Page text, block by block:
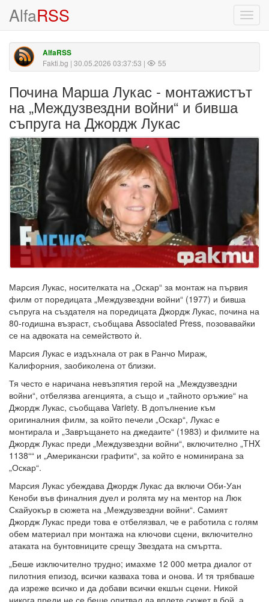
AlfaRSS
AlfaRSS
Fakti.bg | 30.05.2026 03:37:53 | 55
Почина Марша Лукас - монтажистът
на „Междузвездни войни“ и бивша
съпруга на Джордж Лукас
Марсия Лукас, носителката на „Оскар“ за монтаж на първия
филм от поредицата „Междузвездни войни“ (1977) и бивша
съпруга на създателя на поредицата Джордж Лукас, почина на
80-годишна възраст, съобщава Associated Press, позовавайки
се на адвоката на семейството ѝ.
Марсия Лукас е издъхнала от рак в Ранчо Мираж,
Калифорния, заобиколена от близки.
Тя често е наричана невъзпятия герой на „Междузвездни
войни“, отбелязва агенцията, а също и „тайното оръжие“ на
Джордж Лукас, съобщава Variety. В допълнение към
оригиналния филм, за който печели „Оскар“, Лукас е
монтирала и „Завръщането на джедаите“ (1983) и филмите на
Джордж Лукас преди „Междузвездни войни“, включително „THX
1138““ и „Американски графити“, за който е номинирана за
„Оскар“.
Марсия Лукас убеждава Джордж Лукас да включи Оби-Уан
Кеноби във финалния дуел и ролята му на ментор на Люк
Скайуокър в сюжета на „Междузвездни войни“. Самият
Джордж Лукас преди това е отбелязвал, че е работила с голям
обем материал при монтажа на ключови сцени, включително
атаката на бунтовниците срещу Звездата на смъртта.
„Беше изключително трудно; имахме 12 000 метра диалог от
пилотния епизод, всички казваха това и онова. И тя трябваше
да изреже всичко и да добави всички екшън сцени. Никой